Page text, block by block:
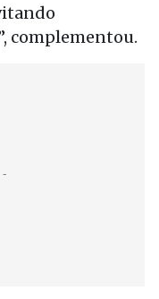
complementou.